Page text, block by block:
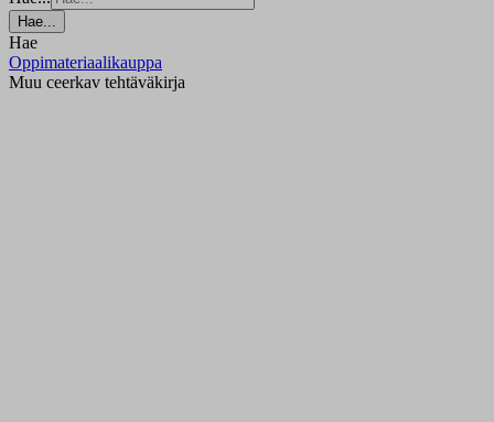
Hae...
Hae
Oppimateriaalikauppa
Muu ceerkav tehtäväkirja